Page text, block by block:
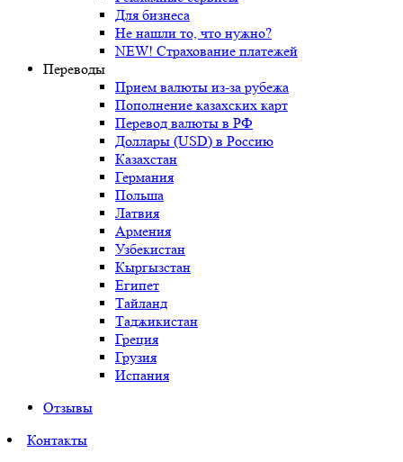
Для бизнеса
Не нашли то, что нужно?
NEW! Страхование платежей
Переводы
Прием валюты из-за рубежа
Пополнение казахских карт
Перевод валюты в РФ
Доллары (USD) в Россию
Казахстан
Германия
Польша
Латвия
Армения
Узбекистан
Кыргызстан
Египет
Тайланд
Таджикистан
Греция
Грузия
Испания
Отзывы
Контакты